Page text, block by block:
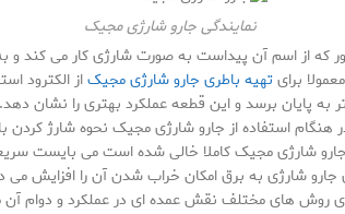
نمایندگی جارو شارژی مجیک
که از اسم آن پیداست به صورت شارژی کار می کند و
برایتهیه باطری جارو شارژی مجیکاز الکترود
به پایان برسد و این قطعه عملکرد بهتری را نشان دهد.
استفاده از جارو شارژی مجیک نحوه شارژ کردن
شارژی مجیک کاملا خالی شده است می بایست
جارو شارژی به برق امکان خراب شدن آن را افزایش
روش های مختلف نقش عمده ای در عملکرد و دوام آن